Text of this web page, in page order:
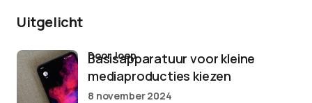
Uitgelicht
Basisapparatuur voor kleine
mediaproducties kiezen
door Joep
8 november 2024